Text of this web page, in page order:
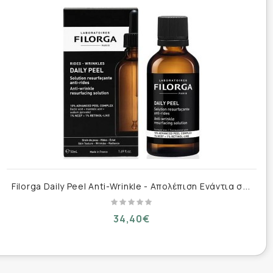
της φροντίδας πριν από το μακιγιάζ.
F
ilorga Daily Peel Anti-Wrinkle - Απολέπιση Ενάντια στις Ρυτίδες 50ml
34,40€